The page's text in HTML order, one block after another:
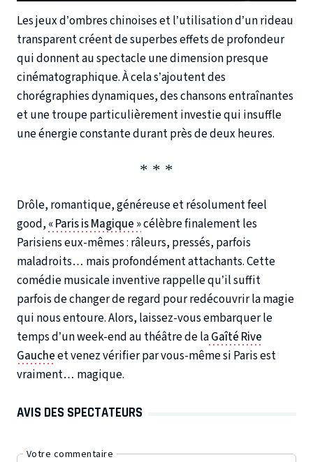
Les jeux d’ombres chinoises et l’utilisation d’un rideau
transparent créent de superbes effets de profondeur
qui donnent au spectacle une dimension presque
cinématographique. À cela s’ajoutent des
chorégraphies dynamiques, des chansons entraînantes
et une troupe particulièrement investie qui insuffle
une énergie constante durant près de deux heures.
Drôle, romantique, généreuse et résolument feel
good, « Paris is Magique »célèbre finalement les
Parisiens eux-mêmes : râleurs, pressés, parfois
maladroits… mais profondément attachants. Cette
comédie musicale inventive rappelle qu’il suffit
parfois de changer de regard pour redécouvrir la magie
qui nous entoure. Alors, laissez-vous embarquer le
temps d’un week-end au théâtre de laGaîté Rive
Gaucheet venez vérifier par vous-même si Paris est
vraiment… magique.
AVIS DES SPECTATEURS
Votre commentaire